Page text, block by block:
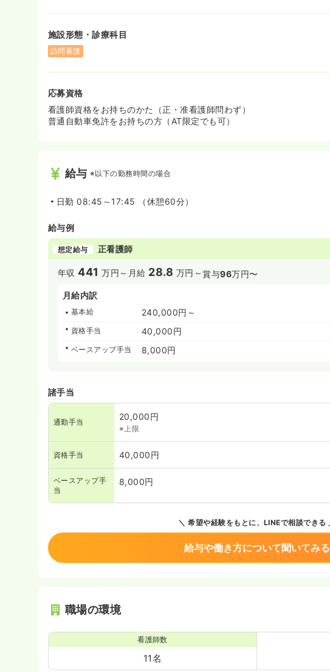
施設形態・診療科目
訪問看護
応募資格
看護師資格をお持ちのかた（正・准看護師問わず）
普通自動車免許をお持ちの方（AT限定でも可）
給与 ※以下の勤務時間の場合
日勤 08:45～17:45 （休憩60分）
給与例
想定給与 正看護師
年収441 万円～ 月給 28.8 万円～賞与96万円〜
月給内訳
基本給 240,000円～
資格手当 40,000円
ベースアップ手当 8,000円
諸手当
通勤手当
20,000円
※上限
資格手当 40,000円
ベースアップ手
当
8,000円
希望や経験をもとに、LINEで相談できる
給与や働き方について聞いてみる
職場の環境
看護師数
11名